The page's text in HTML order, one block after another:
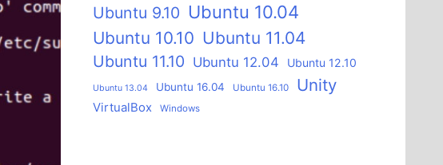
Ubuntu 9.10 Ubuntu 10.04
Ubuntu 10.10 Ubuntu 11.04
Ubuntu 11.10 Ubuntu 12.04 Ubuntu 12.10
Ubuntu 13.04 Ubuntu 16.04 Ubuntu 16.10 Unity
VirtualBox Windows